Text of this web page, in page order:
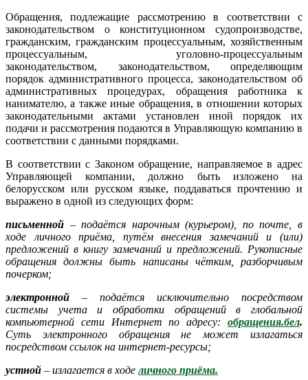
Обращения, подлежащие рассмотрению в соответствии с
законодательством о конституционном судопроизводстве,
гражданским, гражданским процессуальным, хозяйственным
процессуальным, уголовно-процессуальным
законодательством, законодательством, определяющим
порядок административного процесса, законодательством об
административных процедурах, обращения работника к
нанимателю, а также иные обращения, в отношении которых
законодательными актами установлен иной порядок их
подачи и рассмотрения подаются в Управляющую компанию в
соответствии с данными порядками.
В соответствии с Законом обращение, направляемое в адрес
Управляющей компании, должно быть изложено на
белорусском или русском языке, поддаваться прочтению и
выражено в одной из следующих форм:
письменной – подаётся нарочным (курьером), по почте, в
ходе личного приёма, путём внесения замечаний и (или)
предложений в книгу замечаний и предложений. Рукописные
обращения должны быть написаны чётким, разборчивым
почерком;
электронной – подаётся исключительно посредством
системы учета и обработки обращений в глобальной
компьютерной сети Интернет по адресу: обращения.бел.
Суть электронного обращения не может излагаться
посредством ссылок на интернет-ресурсы;
устной – излагается в ходеличного приёма.